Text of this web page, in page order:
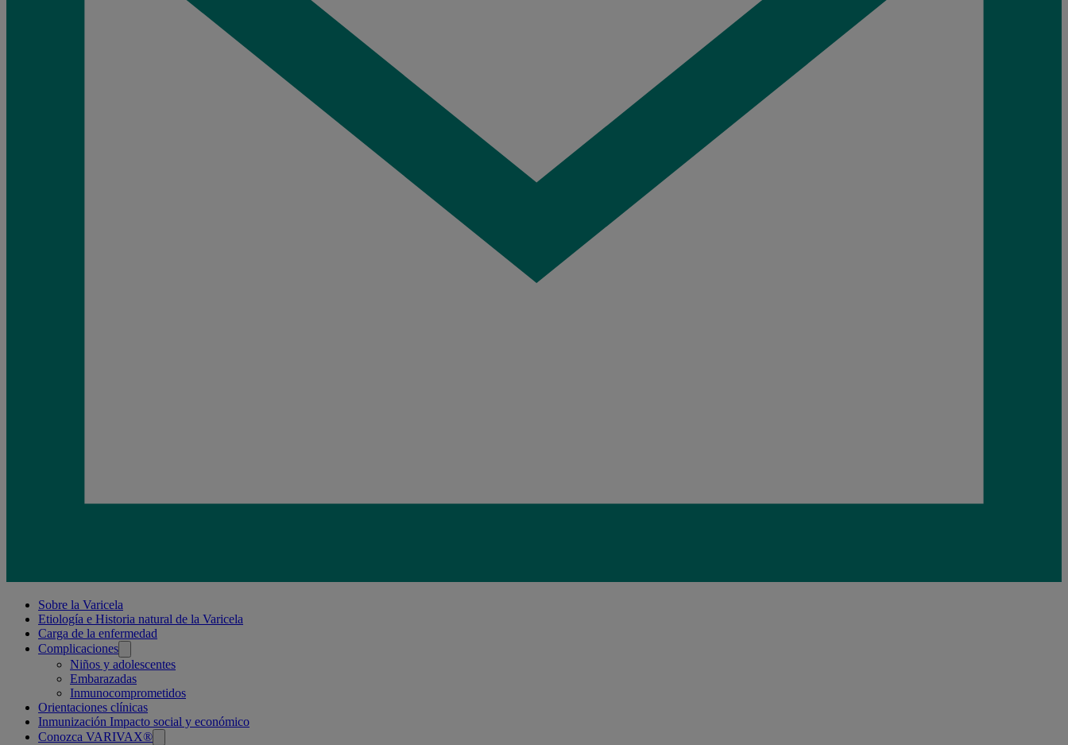
Related
pages
Sobre la Varicela
Etiología e Historia natural de la Varicela
Carga de la enfermedad
Complicaciones
Niños y adolescentes
Embarazadas
Inmunocomprometidos
Orientaciones clínicas
Inmunización Impacto social y económico
Conozca VARIVAX®